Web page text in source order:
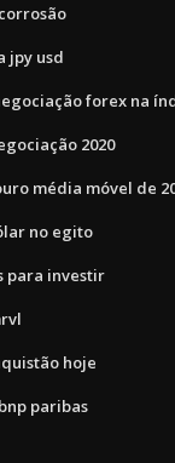
jpy usd
forex na
2020
média móvel de
no egito
para investir
hoje
paribas